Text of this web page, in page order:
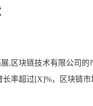
,区块链技术有限公司
率超过[X]%，区块链